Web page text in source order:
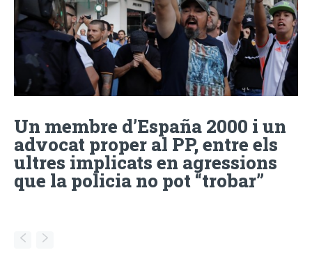
Un membre d’España 2000 i un
advocat proper al PP, entre els
ultres implicats en agressions
que la policia no pot “trobar”